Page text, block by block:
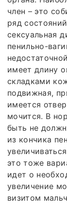
член – это
ряд
сексуальная
пенильно-
имеет длину
складками
подвижная,
имеется
мочится. В
быть не
из кончика
это тоже
идет о
увеличение
визитом